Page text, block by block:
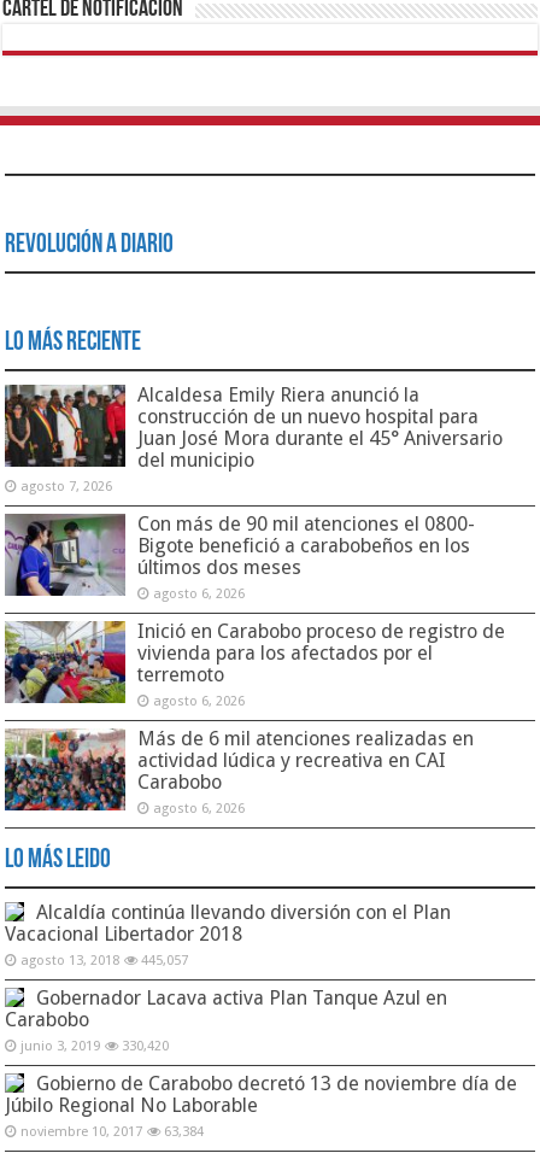
Cartel de Notificación
Revolución a Diario
Lo Más Reciente
Alcaldesa Emily Riera anunció la
construcción de un nuevo hospital para
Juan José Mora durante el 45° Aniversario
del municipio
agosto 7, 2026
Con más de 90 mil atenciones el 0800-
Bigote benefició a carabobeños en los
últimos dos meses
agosto 6, 2026
Inició en Carabobo proceso de registro de
vivienda para los afectados por el
terremoto
agosto 6, 2026
Más de 6 mil atenciones realizadas en
actividad lúdica y recreativa en CAI
Carabobo
agosto 6, 2026
Lo Más Leido
Alcaldía continúa llevando diversión con el Plan
Vacacional Libertador 2018
agosto 13, 2018 445,057
Gobernador Lacava activa Plan Tanque Azul en
Carabobo
junio 3, 2019 330,420
Gobierno de Carabobo decretó 13 de noviembre día de
Júbilo Regional No Laborable
noviembre 10, 2017 63,384